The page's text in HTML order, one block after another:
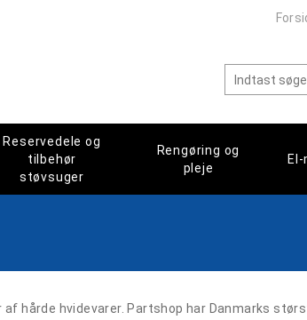
Reservedele og
tilbehør
støvsuger
Rengøring og
pleje
hårde hvidevarer. Partshop har Danmarks